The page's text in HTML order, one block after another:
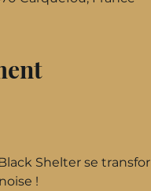
Shelter se
!